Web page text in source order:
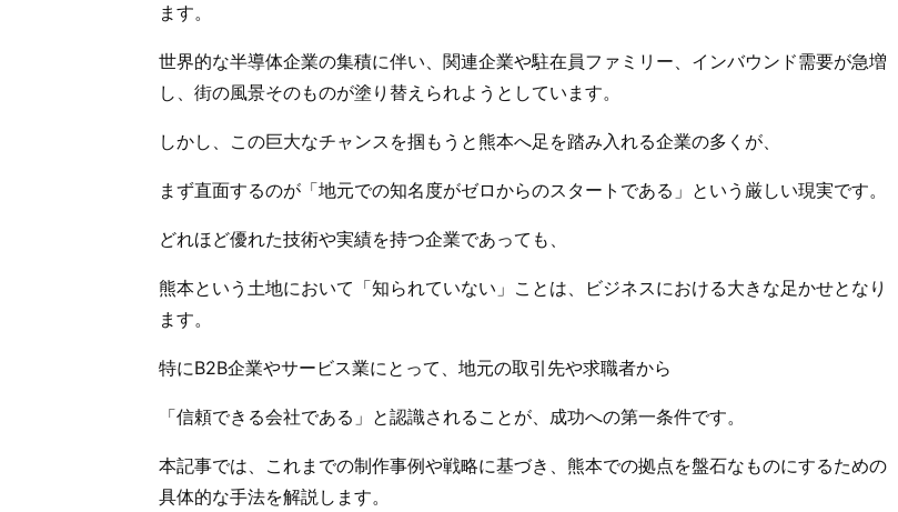
ます。
世界的な半導体企業の集積に伴い、関連企業や駐在員ファミリー、インバウンド需要が急増
し、街の風景そのものが塗り替えられようとしています。
しかし、この巨大なチャンスを掴もうと熊本へ足を踏み入れる企業の多くが、
まず直面するのが「地元での知名度がゼロからのスタートである」という厳しい現実です。
どれほど優れた技術や実績を持つ企業であっても、
熊本という土地において「知られていない」ことは、ビジネスにおける大きな足かせとなり
ます。
特にB2B企業やサービス業にとって、地元の取引先や求職者から
「信頼できる会社である」と認識されることが、成功への第一条件です。
本記事では、これまでの制作事例や戦略に基づき、熊本での拠点を盤石なものにするための
具体的な手法を解説します。